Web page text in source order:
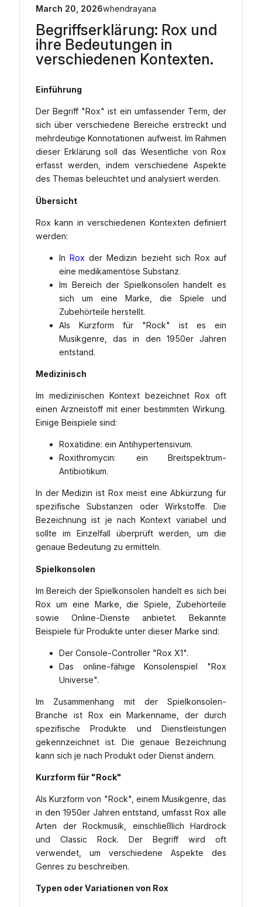
March 20, 2026whendrayana
Begriffserklärung: Rox und
ihre Bedeutungen in
verschiedenen Kontexten.
Einführung
Der Begriff "Rox" ist ein umfassender Term, der
sich über verschiedene Bereiche erstreckt und
mehrdeutige Konnotationen aufweist. Im Rahmen
dieser Erklärung soll das Wesentliche von Rox
erfasst werden, indem verschiedene Aspekte
des Themas beleuchtet und analysiert werden.
Übersicht
Rox kann in verschiedenen Kontexten definiert
werden:
InRox der Medizin bezieht sich Rox auf
eine medikamentöse Substanz.
Im Bereich der Spielkonsolen handelt es
sich um eine Marke, die Spiele und
Zubehörteile herstellt.
Als Kurzform für "Rock" ist es ein
Musikgenre, das in den 1950er Jahren
entstand.
Medizinisch
Im medizinischen Kontext bezeichnet Rox oft
einen Arzneistoff mit einer bestimmten Wirkung.
Einige Beispiele sind:
Roxatidine: ein Antihypertensivum.
Roxithromycin: ein Breitspektrum-
Antibiotikum.
In der Medizin ist Rox meist eine Abkürzung für
spezifische Substanzen oder Wirkstoffe. Die
Bezeichnung ist je nach Kontext variabel und
sollte im Einzelfall überprüft werden, um die
genaue Bedeutung zu ermitteln.
Spielkonsolen
Im Bereich der Spielkonsolen handelt es sich bei
Rox um eine Marke, die Spiele, Zubehörteile
sowie Online-Dienste anbietet. Bekannte
Beispiele für Produkte unter dieser Marke sind:
Der Console-Controller "Rox X1".
Das online-fähige Konsolenspiel "Rox
Universe".
Im Zusammenhang mit der Spielkonsolen-
Branche ist Rox ein Markenname, der durch
spezifische Produkte und Dienstleistungen
gekennzeichnet ist. Die genaue Bezeichnung
kann sich je nach Produkt oder Dienst ändern.
Kurzform für "Rock"
Als Kurzform von "Rock", einem Musikgenre, das
in den 1950er Jahren entstand, umfasst Rox alle
Arten der Rockmusik, einschließlich Hardrock
und Classic Rock. Der Begriff wird oft
verwendet, um verschiedene Aspekte des
Genres zu beschreiben.
Typen oder Variationen von Rox